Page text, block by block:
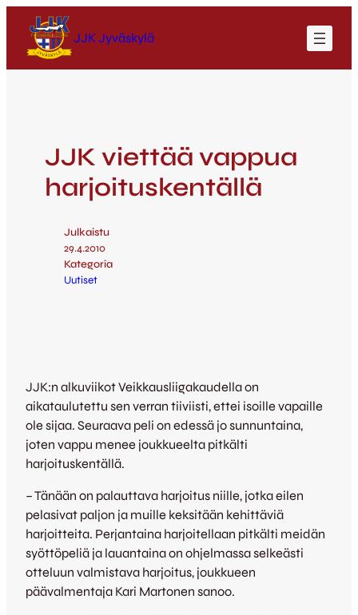
JJK Jyväskylä
JJK viettää vappua
harjoituskentällä
Julkaistu
29.4.2010
Kategoria
Uutiset
JJK:n alkuviikot Veikkausliigakaudella on
aikataulutettu sen verran tiiviisti, ettei isoille vapaille
ole sijaa. Seuraava peli on edessä jo sunnuntaina,
joten vappu menee joukkueelta pitkälti
harjoituskentällä.
– Tänään on palauttava harjoitus niille, jotka eilen
pelasivat paljon ja muille keksitään kehittäviä
harjoitteita. Perjantaina harjoitellaan pitkälti meidän
syöttöpeliä ja lauantaina on ohjelmassa selkeästi
otteluun valmistava harjoitus, joukkueen
päävalmentaja Kari Martonen sanoo.